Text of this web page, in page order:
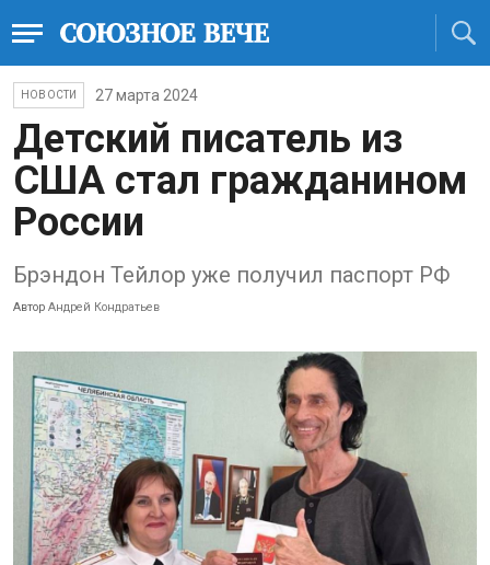
НОВОСТИ 27 марта 2024
Детский писатель из
США стал гражданином
России
Брэндон Тейлор уже получил паспорт РФ
Автор Андрей Кондратьев